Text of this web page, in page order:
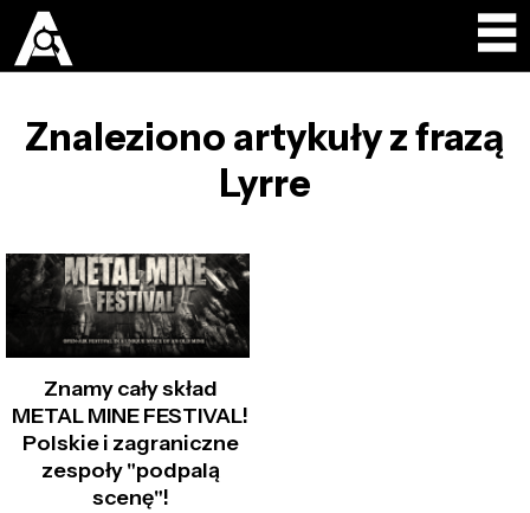
Znaleziono artykuły z frazą
Lyrre
Znamy cały skład
METAL MINE FESTIVAL!
Polskie i zagraniczne
zespoły "podpalą
scenę"!